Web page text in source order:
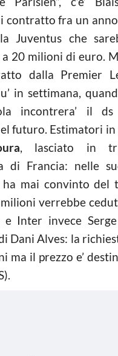
contratto fra un
Juventus che
20 milioni di euro.
dalla Premier
in settimana,
incontrera’ il
futuro. Estimatori in
, lasciato in
di Francia: nelle
ha mai convinto del
verrebbe
e Inter invece
Dani Alves: la
ma il prezzo e’